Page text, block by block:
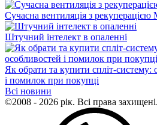
Сучасна вентиляція з рекуперацією
Штучний інтелект в опаленні
Як обрати та купити спліт-систему:
і помилок при покупці
Всі новини
©2008 - 2026 рік. Всі права захищені.